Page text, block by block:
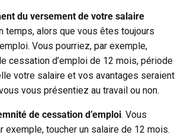
du versement de votre salaire
temps, alors que vous êtes toujours
Vous pourriez, par exemple,
cessation d’emploi de 12 mois, période
votre salaire et vos avantages seraient
vous présentiez au travail ou non.
de cessation d’emploi. Vous
exemple, toucher un salaire de 12 mois.